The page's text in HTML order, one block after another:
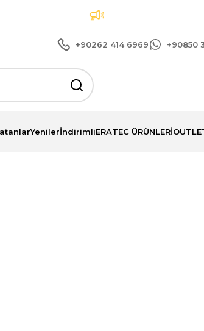
Gün Teslimat Tüm siparişlerinizde
+90262 414 6969 +90850
YenilerİndirimliERATEC ÜRÜNLERİ